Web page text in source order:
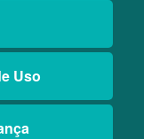
Uso